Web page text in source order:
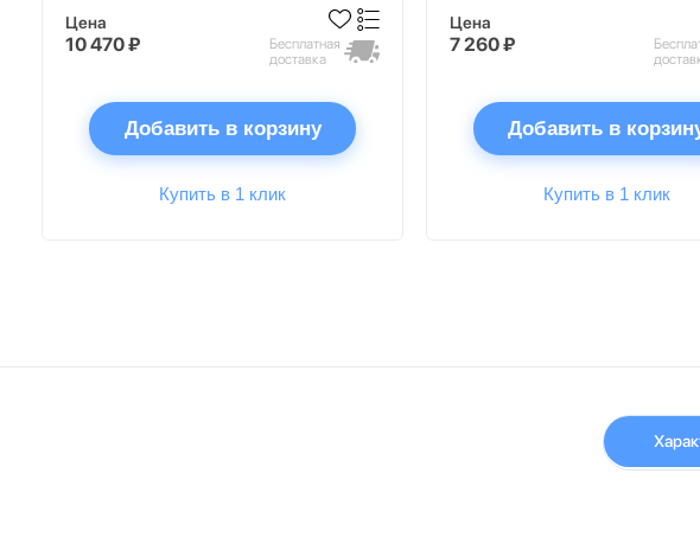
Цена
10 470 ₽
Бесплатная
доставка
Добавить в корзину
Купить в 1 клик
Цена
7 260 ₽
Добавить в
Купить в 1 клик